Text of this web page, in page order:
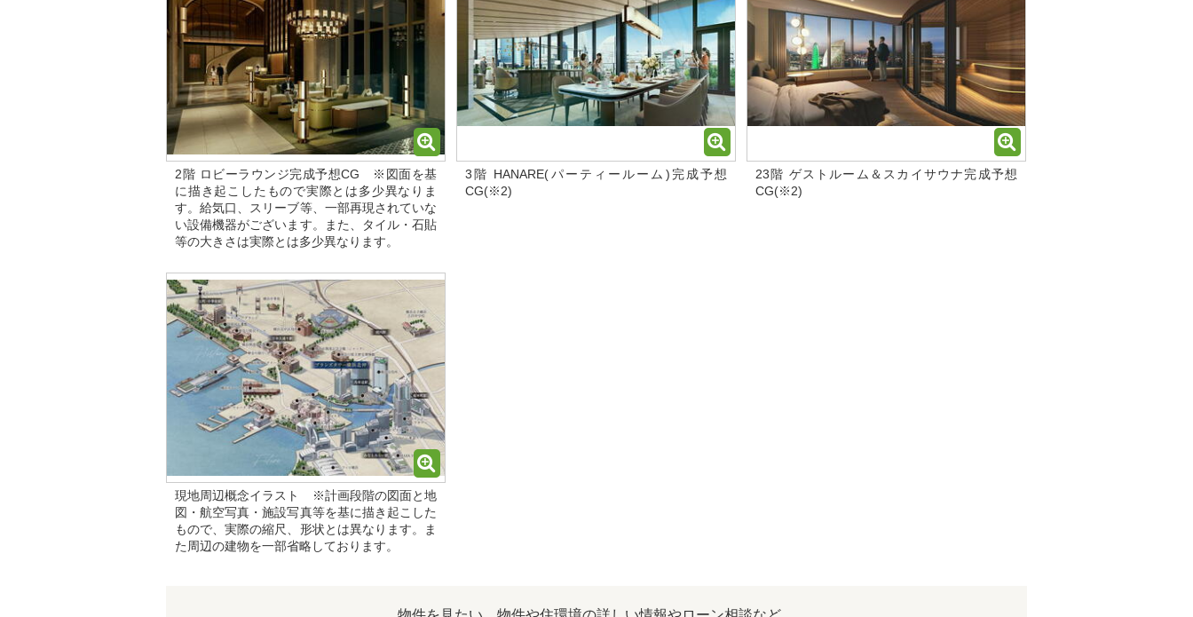
2階 ロビーラウンジ完成予想CG ※図面を基
に描き起こしたもので実際とは多少異なりま
す。給気口、スリーブ等、一部再現されていな
い設備機器がございます。また、タイル・石貼
等の大きさは実際とは多少異なります。
3階 HANARE(パーティールーム)完成予想
CG(※2)
23階 ゲストルーム＆スカイサウナ完成予想
CG(※2)
現地周辺概念イラスト ※計画段階の図面と地
図・航空写真・施設写真等を基に描き起こした
もので、実際の縮尺、形状とは異なります。ま
た周辺の建物を一部省略しております。